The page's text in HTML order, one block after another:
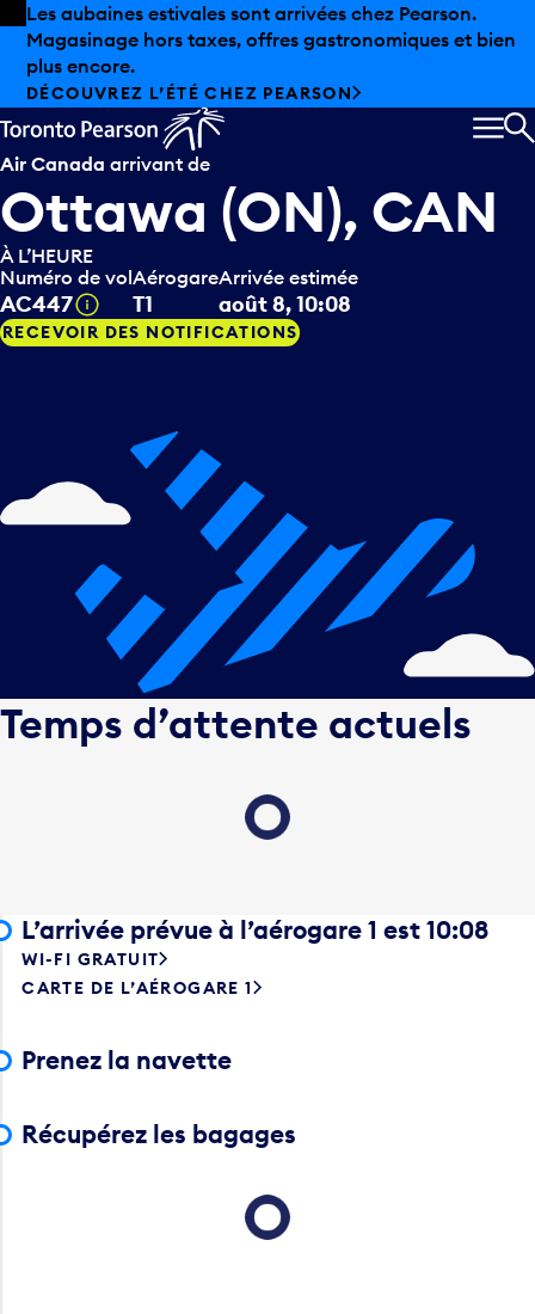
Skip to offers
Passer au contenu principal
Les aubaines estivales sont arrivées chez Pearson.
Magasinage hors taxes, offres gastronomiques et bien
plus encore.
DÉCOUVREZ L’ÉTÉ CHEZ PEARSON
Air Canada arrivant de
Ottawa (ON), CAN
À L’HEURE
Numéro de vol
AC447 Infobulle
Aérogare
T1
Arrivée estimée
août 8, 10:08
RECEVOIR DES NOTIFICATIONS
Temps d’attente actuels
L’arrivée prévue à l’aérogare 1 est 10:08
WI-FI GRATUIT
CARTE DE L’AÉROGARE 1
Prenez la navette
Récupérez les bagages